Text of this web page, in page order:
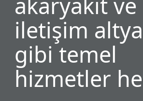
iletişim
gibi temel
hizmetler